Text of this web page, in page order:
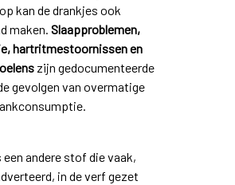
kan de drankjes ook
maken. Slaapproblemen,
hartritmestoornissen en
zijn gedocumenteerde
gevolgen van overmatige
andere stof die vaak,
in de verf gezet